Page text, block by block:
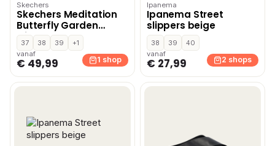
Skechers
Skechers Meditation
Butterfly Garden
slippers – Zwart
37 38 39
+1
vanaf
€ 49,99 1 shop
Ipanema
Ipanema Street
slippers beige
38 39
40
vanaf
€ 27,99 2 shops